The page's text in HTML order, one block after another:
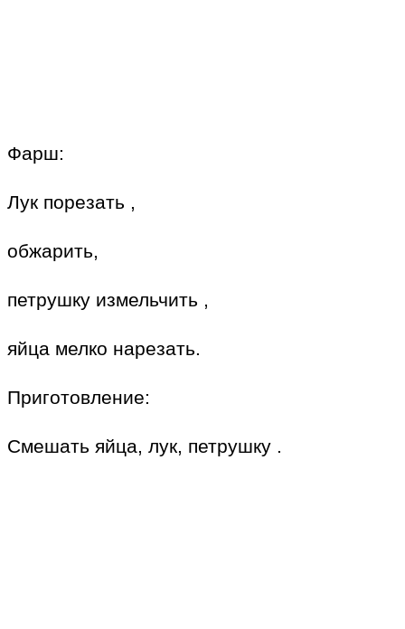
Фарш:
Лук порезать ,
обжарить,
петрушку измельчить ,
яйца мелко нарезать.
Приготовление:
Смешать яйца, лук, петрушку .